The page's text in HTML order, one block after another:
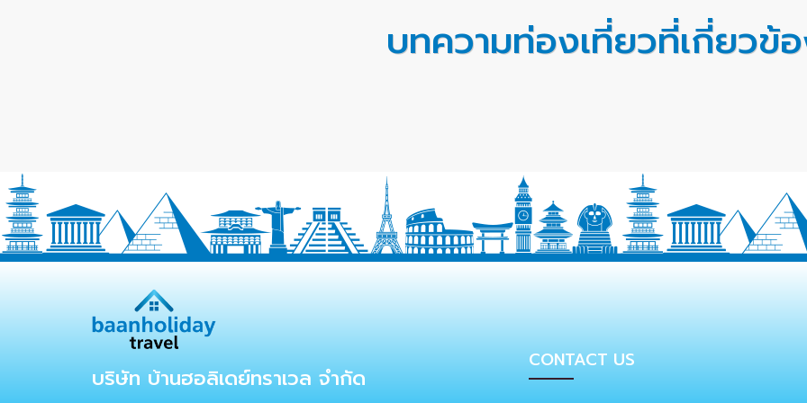
บทความท่องเที่ยวที่เกี่ยวข้
บริษัท บ้านฮอลิเดย์ทราเวล จำกัด
CONTACT US